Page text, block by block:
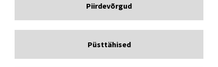
Piirdevõrgud
Püsttähised